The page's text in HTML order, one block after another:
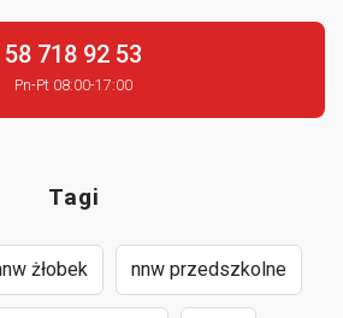
58 718 92 53
Pn-Pt 08:00-17:00
Tagi
żłobek nnw przedszkolne